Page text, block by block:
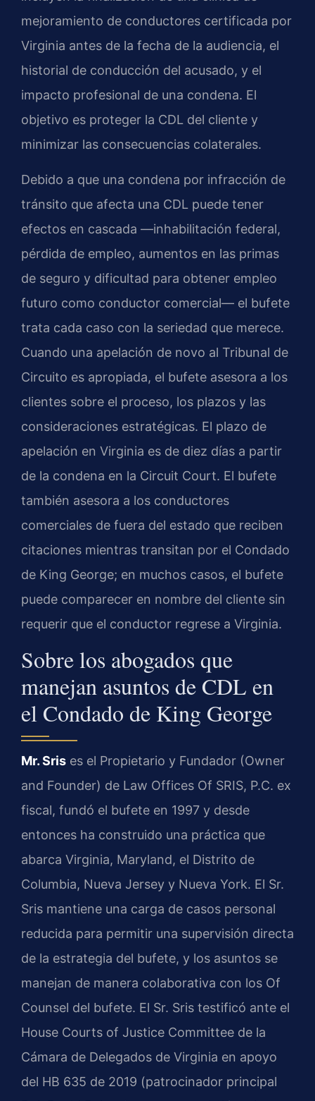
mejoramiento de conductores certificada por
Virginia antes de la fecha de la audiencia, el
historial de conducción del acusado, y el
impacto profesional de una condena. El
objetivo es proteger la CDL del cliente y
minimizar las consecuencias colaterales.
Debido a que una condena por infracción de
tránsito que afecta una CDL puede tener
efectos en cascada —inhabilitación federal,
pérdida de empleo, aumentos en las primas
de seguro y dificultad para obtener empleo
futuro como conductor comercial— el bufete
trata cada caso con la seriedad que merece.
Cuando una apelación de novo al Tribunal de
Circuito es apropiada, el bufete asesora a los
clientes sobre el proceso, los plazos y las
consideraciones estratégicas. El plazo de
apelación en Virginia es de diez días a partir
de la condena en la Circuit Court. El bufete
también asesora a los conductores
comerciales de fuera del estado que reciben
citaciones mientras transitan por el Condado
de King George; en muchos casos, el bufete
puede comparecer en nombre del cliente sin
requerir que el conductor regrese a Virginia.
Sobre los abogados que
manejan asuntos de CDL en
el Condado de King George
Mr. Sris es el Propietario y Fundador (Owner
and Founder) de Law Offices Of SRIS, P.C. ex
fiscal, fundó el bufete en 1997 y desde
entonces ha construido una práctica que
abarca Virginia, Maryland, el Distrito de
Columbia, Nueva Jersey y Nueva York. El Sr.
Sris mantiene una carga de casos personal
reducida para permitir una supervisión directa
de la estrategia del bufete, y los asuntos se
manejan de manera colaborativa con los Of
Counsel del bufete. El Sr. Sris testificó ante el
House Courts of Justice Committee de la
Cámara de Delegados de Virginia en apoyo
del HB 635 de 2019 (patrocinador principal